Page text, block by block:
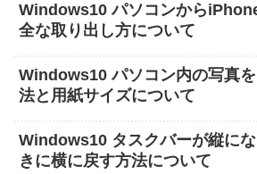
Windows10 パソコンから
全な取り出し方について
Windows10 パソコン内の写真
法と用紙サイズについて
Windows10 タスクバーが縦に
きに横に戻す方法について